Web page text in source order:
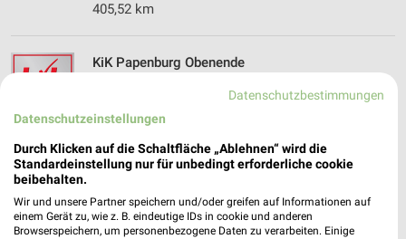
405,52 km
KiK Papenburg Obenende
26871 Papenburg Obenende
Heute 09:00 - 19:00 Uhr |
405,69 km • Angebote: 1 Prospekt
Takko Fashion Lathen
Große Straße 22
Datenschutzbestimmungen
Datenschutzeinstellungen
Durch Klicken auf die Schaltfläche „Ablehnen“ wird die
Standardeinstellung nur für unbedingt erforderliche cookie
beibehalten.
Wir und unsere Partner speichern und/oder greifen auf Informationen auf
einem Gerät zu, wie z. B. eindeutige IDs in cookie und anderen
Browserspeichern, um personenbezogene Daten zu verarbeiten. Einige